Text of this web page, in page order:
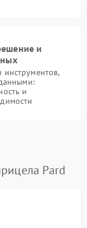
и
и
Pard